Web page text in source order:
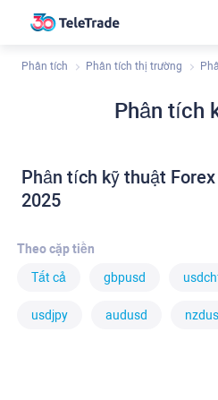
Phân tích Phân tích thị trường
Phân tích
Phân tích kỹ thuật
2025
Theo cặp tiền
Tất cả
gbpusd
usdjpy audusd